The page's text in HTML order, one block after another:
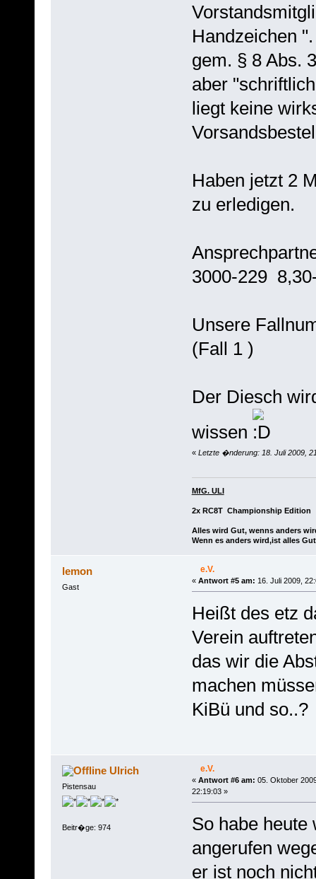
Handzeichen
gem. § 8 Abs.
aber
liegt keine
Haben jetzt 2
zu erledigen.
3000-229
Unsere
(Fall 1 )
Der Diesch
wissen
« Letzte �nderung: 18. Juli 2009,
MfG. ULI
2x RC8T Championship Edition
Alles wird Gut, wenns anders
Wenn es anders wird,ist alles Gut
lemon
Gast
e.V.
« Antwort #5 am: 16. Juli 2009,
Heißt des etz
Verein
das wir die
machen
KiBü und so..?
Ulrich
Pistensau
Beitr�ge: 974
e.V.
« Antwort #6 am: 05. Oktober
22:19:03 »
So habe heute
angerufen
er ist noch